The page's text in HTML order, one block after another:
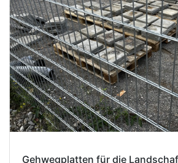
Gehwegplatten für die